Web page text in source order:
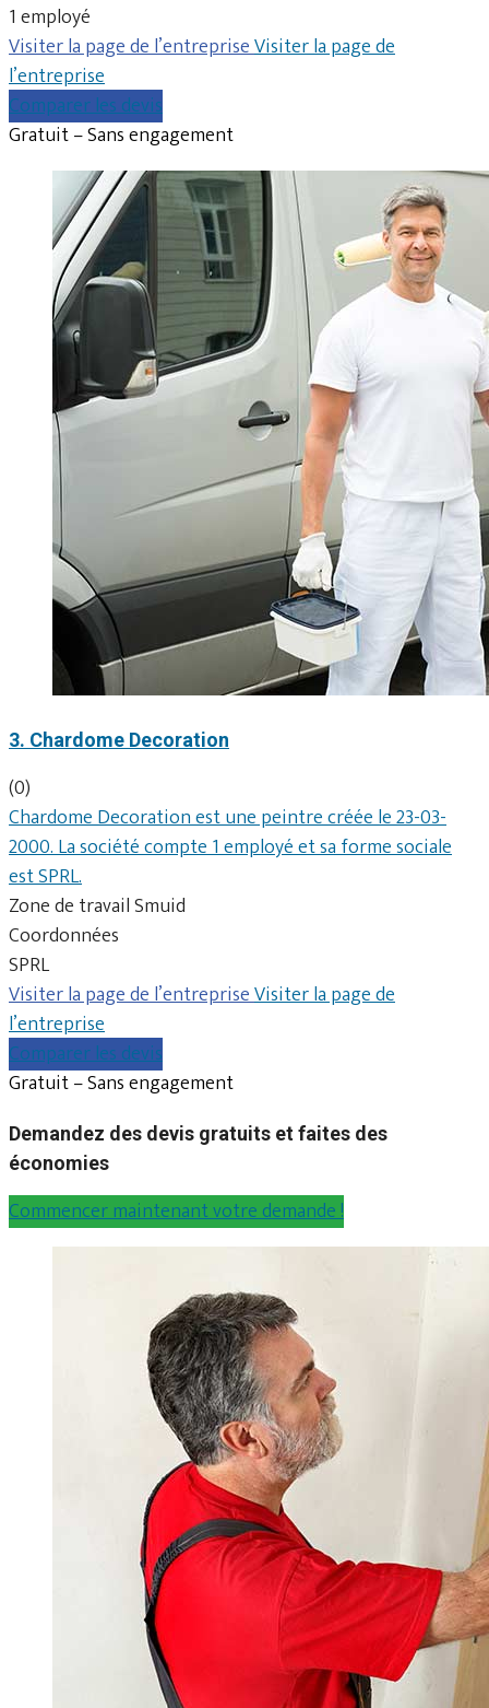
1 employé
Visiter la page de l’entrepriseVisiter la page de
l’entreprise
Comparer les devis
Gratuit – Sans engagement
3. Chardome Decoration
(0)
Chardome Decoration est une peintre créée le 23-03-
2000. La société compte 1 employé et sa forme sociale
est SPRL.
Zone de travail Smuid
Coordonnées
SPRL
Visiter la page de l’entrepriseVisiter la page de
l’entreprise
Comparer les devis
Gratuit – Sans engagement
Demandez des devis gratuits et faites des
économies
Commencer maintenant votre demande !